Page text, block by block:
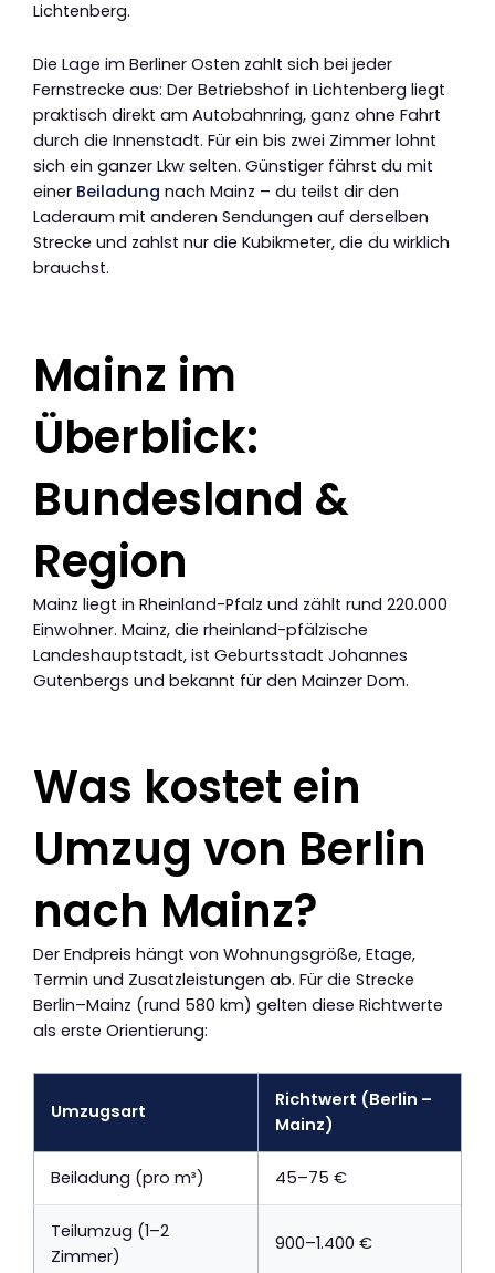
Lichtenberg.
Die Lage im Berliner Osten zahlt sich bei jeder
Fernstrecke aus: Der Betriebshof in Lichtenberg liegt
praktisch direkt am Autobahnring, ganz ohne Fahrt
durch die Innenstadt. Für ein bis zwei Zimmer lohnt
sich ein ganzer Lkw selten. Günstiger fährst du mit
einer Beiladung nach Mainz – du teilst dir den
Laderaum mit anderen Sendungen auf derselben
Strecke und zahlst nur die Kubikmeter, die du wirklich
brauchst.
Mainz im
Überblick:
Bundesland &
Region
Mainz liegt in Rheinland-Pfalz und zählt rund 220.000
Einwohner. Mainz, die rheinland-pfälzische
Landeshauptstadt, ist Geburtsstadt Johannes
Gutenbergs und bekannt für den Mainzer Dom.
Was kostet ein
Umzug von Berlin
nach Mainz?
Der Endpreis hängt von Wohnungsgröße, Etage,
Termin und Zusatzleistungen ab. Für die Strecke
Berlin–Mainz (rund 580 km) gelten diese Richtwerte
als erste Orientierung:
Umzugsart
Richtwert (Berlin –
Mainz)
Beiladung (pro m³) 45–75 €
Teilumzug (1–2
Zimmer)
900–1.400 €